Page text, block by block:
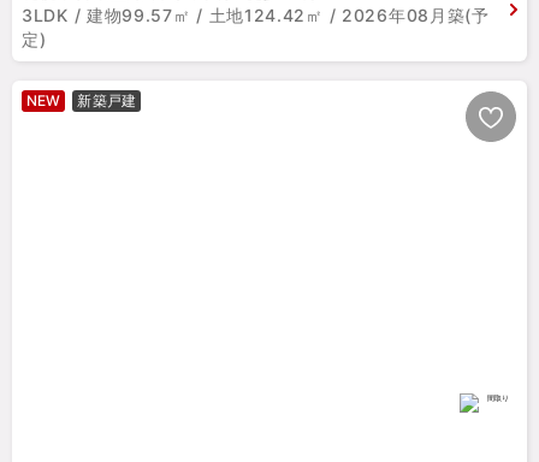
3LDK / 建物99.57㎡ / 土地124.42㎡ / 2026年08月築(予
定)
NEW 新築戸建